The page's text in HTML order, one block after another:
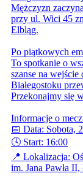
Mężczyzn
przy ul. Wici 45
Elbląg.
Po piątkowych
To spotkanie o
szanse na
Białegostoku
Przekonajmy się
Informacje o
📅 Data: Sobota,
🕓 Start: 16:00
📍 Lokalizacja:
im. Jana Pawła